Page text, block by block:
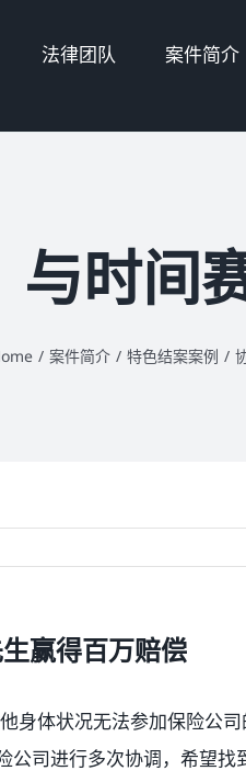
法律团队 案件简介
与时间
/ 案件简介 / 特色结案案例 /
赢得百万赔偿
身体状况无法参加保险公
公司进行多次协调，希望